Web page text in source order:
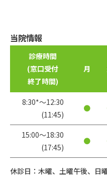
当院情報
診療時間
(窓口受付
終了時間)
月
8:30*〜12:30
(11:45)
●
15:00〜18:30
(17:45)
●
休診日：木曜、土曜午後、日